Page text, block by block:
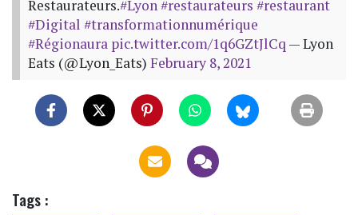
Restaurateurs.#Lyon#restaurateurs #restaurant
#Digital #transformationnumérique
#Régionaura pic.twitter.com/1q6GZtJlCq — Lyon
Eats (@Lyon_Eats) February 8, 2021
Tags :